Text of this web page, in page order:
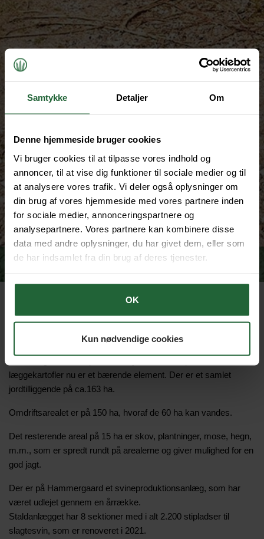
Samtykke Detaljer Om
Denne hjemmeside bruger cookies
Vi bruger cookies til at tilpasse vores indhold og
annoncer, til at vise dig funktioner til sociale medier og til
at analysere vores trafik. Vi deler også oplysninger om
din brug af vores hjemmeside med vores partnere inden
for sociale medier, annonceringspartnere og
analysepartnere. Vores partnere kan kombinere disse
data med andre oplysninger, du har givet dem, eller som
de har indsamlet fra din brug af deres tjenester.
OK
Kun nødvendige cookies
Planteavl - Læggekartofler
Hammervej 2, 7160 Tørring
læggekartofler nu er et bærende element. Der er et samlet
jordtilliggende på ca.163 ha.
Omdriftsarealet er på 150 ha, hvoraf de 60 ha kan vandes.
Det resterende areal på 15 ha er skov, plantninger, mose, hegn,
m.m., som er spredt rundt på arealerne og giver mulighed for en
god jagt.
Der er på Hammergaard et svineproduktionsanlæg, som har
været udlejet gennem en årrække.
Staldanlægget har 8 sektioner med i alt 2.200 stipladser til
slagtesvin, som er renoveret i 2021.